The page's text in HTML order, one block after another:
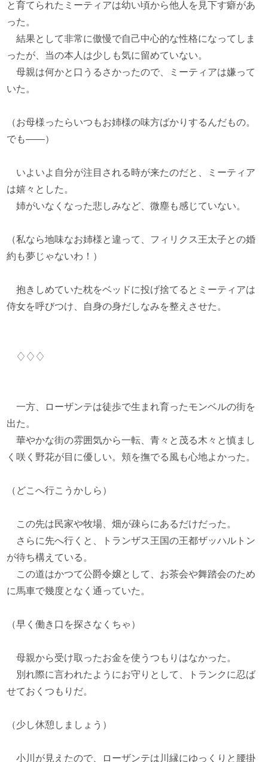
と育てられたミーティアは幼い頃から他人を見下す癖があ
った。
結果として非常に傲慢で自己中心的な性格になってしま
ったが、当の本人は少しも気に留めていない。
母親は何かと口うるさかったので、ミーティアは嫌って
いた。
（お母様ったらいつもお姉様の味方ばかりするんだもの。
でも――）
いよいよ自分が注目される時が来たのだと、ミーティア
は嬉々とした。
姉がいなくなった悲しみなど、微塵も感じていない。
（私なら地味なお姉様と違って、フィリクス王太子との婚
約も夢じゃないわ！）
抱きしめていた枕をベッドに投げ捨てるとミーティアは
侍女を呼びつけ、自身の身だしなみを整えさせた。
♢♢♢
一方、ローザンテは徒歩で生まれ育ったモンベルの街を
出た。
華やかな街の雰囲気から一転、青々と茂る木々と慎まし
く咲く野花が目に優しい。頬を撫でる風も心地よかった。
（どこへ行こうかしら）
この先は民家や牧場、畑が疎らにあるだけだった。
さらに先へ行くと、トランザス王国の王都ザッハルトン
が待ち構えている。
この道はかつて公爵令嬢として、お茶会や舞踏会のため
に馬車で幾度となく通っていた。
（早く働き口を探さなくちゃ）
母親から受け取ったお金を使うつもりはなかった。
別れ際に言われたようにお守りとして、トランクに忍ば
せておくつもりだ。
（少し休憩しましょう）
小川が見えたので、ローザンテは川縁にゆっくりと腰掛